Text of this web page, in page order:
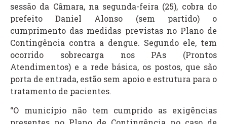
sessão da Câmara, na segunda-feira (25), cobra do
prefeito Daniel Alonso (sem partido) o
cumprimento das medidas previstas no Plano de
Contingência contra a dengue. Segundo ele, tem
ocorrido sobrecarga nos PAs (Prontos
Atendimentos) e a rede básica, os postos, que são
porta de entrada, estão sem apoio e estrutura para o
tratamento de pacientes.
“O município não tem cumprido as exigências